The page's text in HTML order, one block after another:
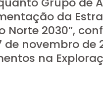
da
Norte 2030”,
novembro de
na